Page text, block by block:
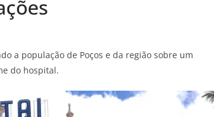
a população de Poços e da região sobre um
do hospital.